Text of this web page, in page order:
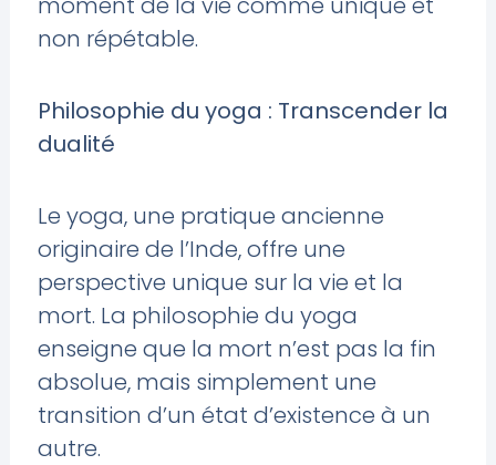
non répétable.
Philosophie du yoga : Transcender la
dualité
Le yoga, une pratique ancienne
originaire de l’Inde, offre une
perspective unique sur la vie et la
mort. La philosophie du yoga
enseigne que la mort n’est pas la fin
absolue, mais simplement une
transition d’un état d’existence à un
autre.